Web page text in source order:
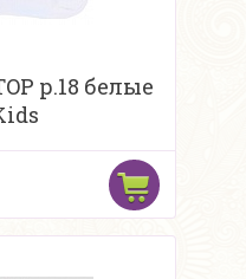
р.18 белые